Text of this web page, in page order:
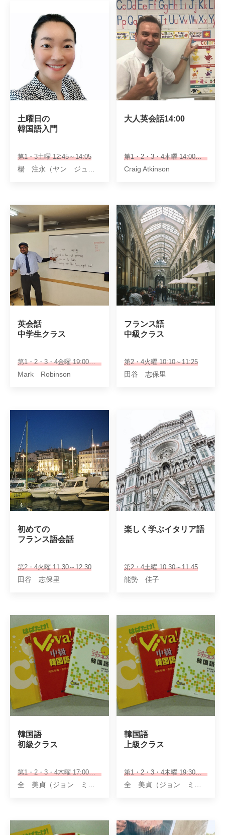
土曜日の
韓国語入門
第1・3土曜 12:45～14:05
大人英会話14:00
第1・2・3・4木曜 14:00～14:50
Craig Atkinson
英会話
中学生クラス
第1・2・3・4金曜 19:00～19:50
Mark Robinson
フランス語
中級クラス
第2・4火曜 10:10～11:25
田谷 志保里
初めての
フランス語会話
第2・4火曜 11:30～12:30
田谷 志保里
楽しく学ぶイタリア語
第2・4土曜 10:30～11:45
能勢 佳子
韓国語
初級クラス
第1・2・3・4木曜 17:00～18:10
韓国語
上級クラス
第1・2・3・4木曜 19:30～20:40